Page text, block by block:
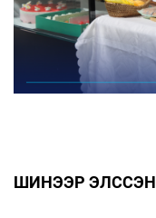
ШИНЭЭР ЭЛССЭН